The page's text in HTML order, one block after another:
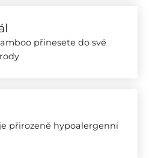
přinesete do své
přirozeně hypoalergenní